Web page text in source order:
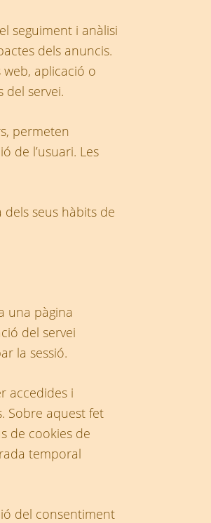
seguiment i anàlisi
dels anuncis.
aplicació o
del servei.
permeten
de l’usuari. Les
seus hàbits de
una pàgina
del servei
la sessió.
accedides i
Sobre aquest fet
de cookies de
temporal
del consentiment